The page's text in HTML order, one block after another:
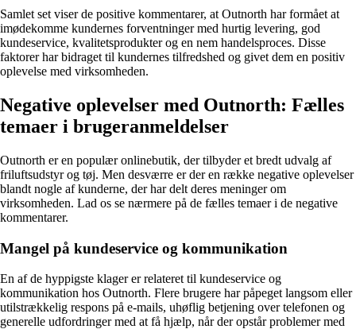
Samlet set viser de positive kommentarer, at Outnorth har formået at
imødekomme kundernes forventninger med hurtig levering, god
kundeservice, kvalitetsprodukter og en nem handelsproces. Disse
faktorer har bidraget til kundernes tilfredshed og givet dem en positiv
oplevelse med virksomheden.
Negative oplevelser med Outnorth: Fælles
temaer i brugeranmeldelser
Outnorth er en populær onlinebutik, der tilbyder et bredt udvalg af
friluftsudstyr og tøj. Men desværre er der en række negative oplevelser
blandt nogle af kunderne, der har delt deres meninger om
virksomheden. Lad os se nærmere på de fælles temaer i de negative
kommentarer.
Mangel på kundeservice og kommunikation
En af de hyppigste klager er relateret til kundeservice og
kommunikation hos Outnorth. Flere brugere har påpeget langsom eller
utilstrækkelig respons på e-mails, uhøflig betjening over telefonen og
generelle udfordringer med at få hjælp, når der opstår problemer med